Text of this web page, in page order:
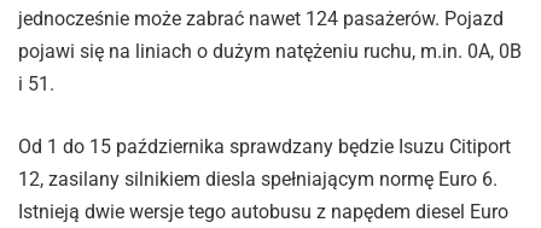
jednocześnie może zabrać nawet 124 pasażerów. Pojazd
pojawi się na liniach o dużym natężeniu ruchu, m.in. 0A, 0B
i 51.
Od 1 do 15 października sprawdzany będzie Isuzu Citiport
12, zasilany silnikiem diesla spełniającym normę Euro 6.
Istnieją dwie wersje tego autobusu z napędem diesel Euro